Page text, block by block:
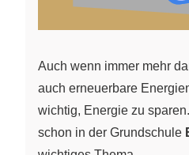
Auch wenn immer mehr
auch erneuerbare
wichtig, Energie zu
schon in der Grundschule